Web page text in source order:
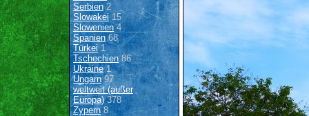
Serbien2
Slowakei15
Slowenien4
Spanien68
Türkei1
Tschechien 86
Ukraine1
Ungarn97
weltweit (außer
Europa)378
Zypern8